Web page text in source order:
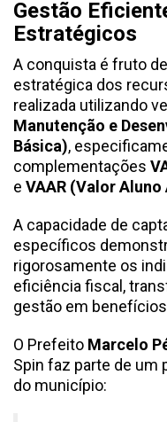
Gestão
Estratégicos
A conquista é fruto
estratégica dos
realizada utilizando
Manutenção e
Básica),
complementações
e VAAR (Valor
A capacidade de
específicos
rigorosamente os
eficiência fiscal,
gestão em
O Prefeito Marcelo
Spin faz parte de um
do município: